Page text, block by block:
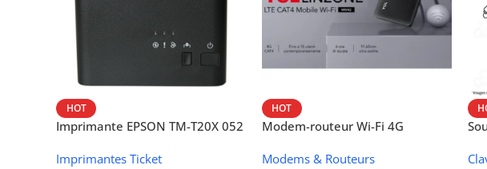
HOT
Imprimante EPSON TM-T20X 052
Imprimantes Ticket
HOT
Modem-routeur Wi-Fi 4G
Modems & Routeurs